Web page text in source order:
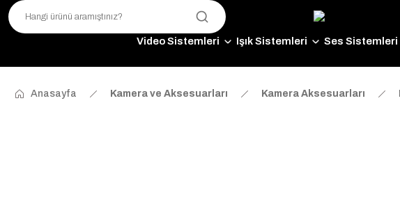
Video Sistemleri Işık Sistemleri Ses Sistemleri
Anasayfa Kamera ve Aksesuarları Kamera Aksesuarları